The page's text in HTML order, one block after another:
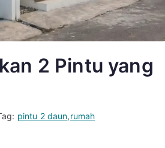
2 Pintu yang
pintu 2 daun,rumah